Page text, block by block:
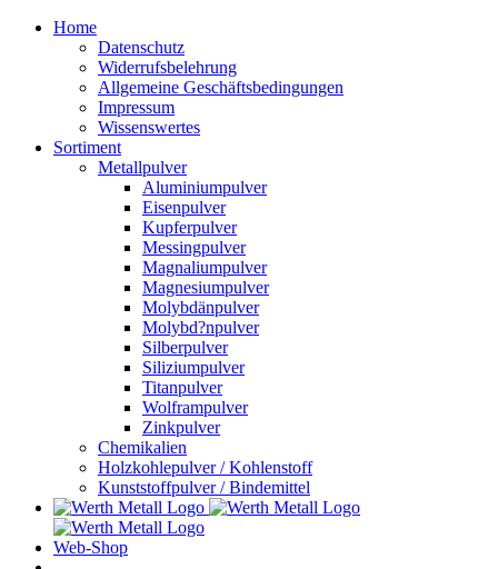
Zum
Home
Datenschutz
Widerrufsbelehrung
Allgemeine Geschäftsbedingungen
Impressum
Wissenswertes
Sortiment
Metallpulver
Aluminiumpulver
Eisenpulver
Kupferpulver
Messingpulver
Magnaliumpulver
Magnesiumpulver
Molybdänpulver
Molybd?npulver
Silberpulver
Siliziumpulver
Titanpulver
Wolframpulver
Zinkpulver
Chemikalien
Holzkohlepulver / Kohlenstoff
Kunststoffpulver / Bindemittel
Web-Shop